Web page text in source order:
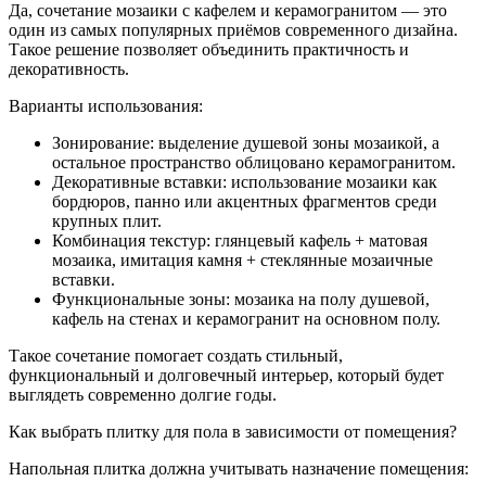
Да, сочетание мозаики с кафелем и керамогранитом — это
один из самых популярных приёмов современного дизайна.
Такое решение позволяет объединить практичность и
декоративность.
Варианты использования:
Зонирование: выделение душевой зоны мозаикой, а
остальное пространство облицовано керамогранитом.
Декоративные вставки: использование мозаики как
бордюров, панно или акцентных фрагментов среди
крупных плит.
Комбинация текстур: глянцевый кафель + матовая
мозаика, имитация камня + стеклянные мозаичные
вставки.
Функциональные зоны: мозаика на полу душевой,
кафель на стенах и керамогранит на основном полу.
Такое сочетание помогает создать стильный,
функциональный и долговечный интерьер, который будет
выглядеть современно долгие годы.
Как выбрать плитку для пола в зависимости от помещения?
Напольная плитка должна учитывать назначение помещения: